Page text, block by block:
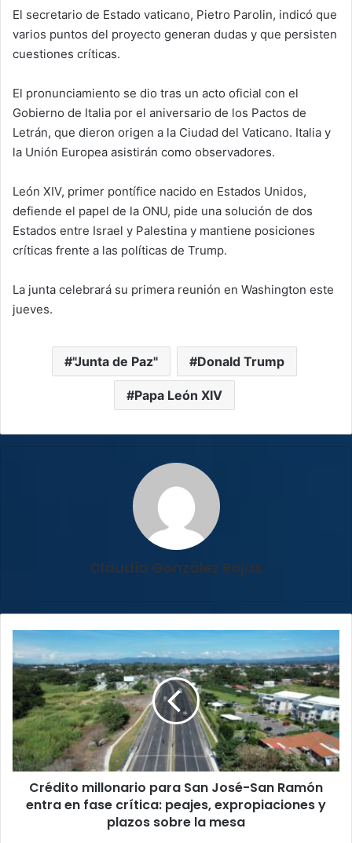
El secretario de Estado vaticano, Pietro Parolin, indicó que
varios puntos del proyecto generan dudas y que persisten
cuestiones críticas.
El pronunciamiento se dio tras un acto oficial con el
Gobierno de Italia por el aniversario de los Pactos de
Letrán, que dieron origen a la Ciudad del Vaticano. Italia y
la Unión Europea asistirán como observadores.
León XIV, primer pontífice nacido en Estados Unidos,
defiende el papel de la ONU, pide una solución de dos
Estados entre Israel y Palestina y mantiene posiciones
críticas frente a las políticas de Trump.
La junta celebrará su primera reunión en Washington este
jueves.
"Junta de Paz" Donald Trump
Papa León XIV
Claudia González Rojas
Crédito
millonario
para
San
José-
San
Ramón
entra
en
fase
crítica:
Crédito millonario para San José-San Ramón
entra en fase crítica: peajes, expropiaciones y
plazos sobre la mesa